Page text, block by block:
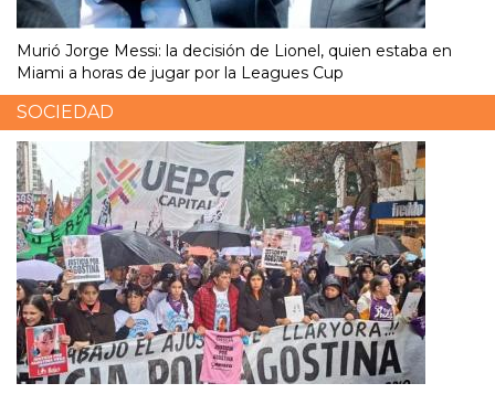
Murió Jorge Messi: la decisión de Lionel, quien estaba en
Miami a horas de jugar por la Leagues Cup
SOCIEDAD